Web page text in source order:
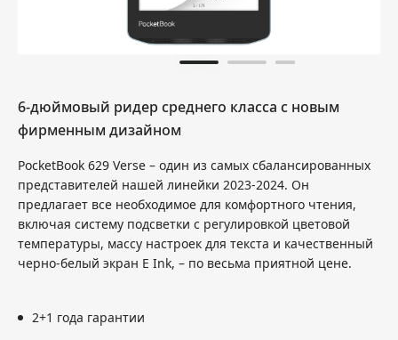
6-дюймовый ридер среднего класса с новым
фирменным дизайном
PocketBook 629 Verse – один из самых сбалансированных
представителей нашей линейки 2023-2024. Он
предлагает все необходимое для комфортного чтения,
включая систему подсветки с регулировкой цветовой
температуры, массу настроек для текста и качественный
черно-белый экран E Ink, – по весьма приятной цене.
2+1 года гарантии